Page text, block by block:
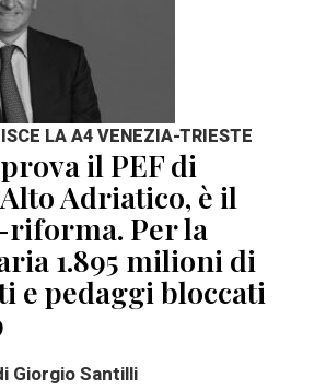
LA A4 VENEZIA-TRIESTE
il PEF di
Adriatico, è il
Per la
1.895 milioni di
e pedaggi bloccati
Giorgio Santilli